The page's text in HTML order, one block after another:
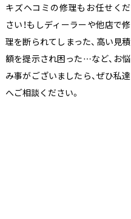
キズヘコミの修理もお任せくだ
さい！もしディーラーや他店で修
理を断られてしまった、高い見積
額を提示され困った…など、お悩
み事がございましたら、ぜひ私達
へご相談ください。